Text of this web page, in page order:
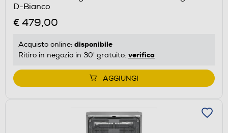
D-Bianco
€ 479,00
Acquisto online: disponibile
Ritiro in negozio in 30' gratuito: verifica
AGGIUNGI